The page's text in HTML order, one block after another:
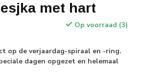
met hart
Op voorraad (3)
op de verjaardag-spiraal en -ring.
dagen opgezet en helemaal